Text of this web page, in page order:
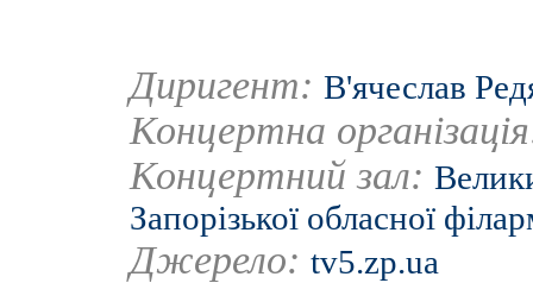
Диригент: В'ячеслав
Концертна
Концертний зал:
Запорізької обласної
Джерело: tv5.zp.ua